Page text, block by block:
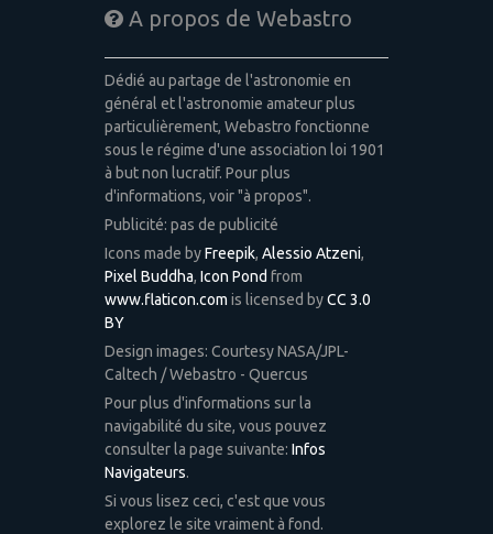
A propos de Webastro
Dédié au partage de l'astronomie en
général et l'astronomie amateur plus
particulièrement, Webastro fonctionne
sous le régime d'une association loi 1901
à but non lucratif. Pour plus
d'informations, voir "à propos".
Publicité: pas de publicité
Icons made byFreepik, Alessio Atzeni,
Pixel Buddha, Icon Pond from
www.flaticon.com is licensed byCC 3.0
BY
Design images: Courtesy NASA/JPL-
Caltech / Webastro - Quercus
Pour plus d'informations sur la
navigabilité du site, vous pouvez
consulter la page suivante: Infos
Navigateurs.
Si vous lisez ceci, c'est que vous
explorez le site vraiment à fond.